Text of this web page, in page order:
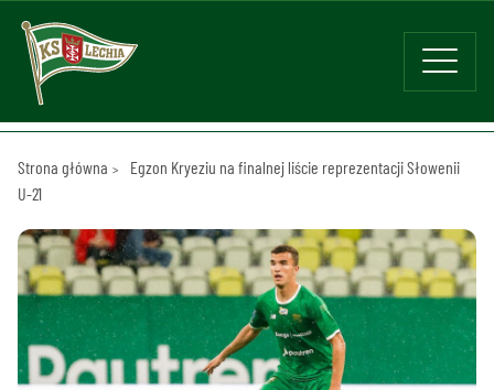
Strona główna
Egzon Kryeziu na finalnej liście reprezentacji Słowenii
U-21